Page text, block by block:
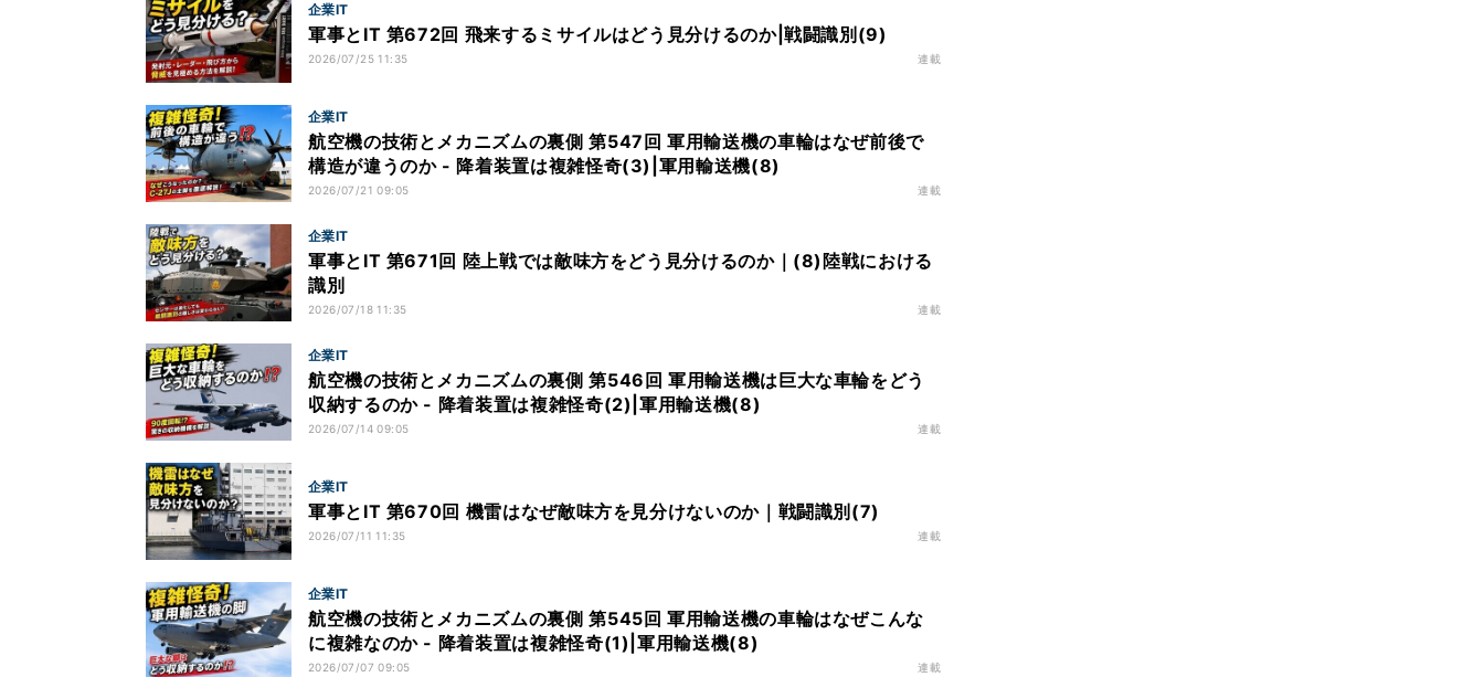
企業IT
軍事とIT 第672回 飛来するミサイルはどう見分けるのか|戦闘識別(9)
2026/07/25 11:35 連載
企業IT
航空機の技術とメカニズムの裏側 第547回 軍用輸送機の車輪はなぜ前後で
構造が違うのか - 降着装置は複雑怪奇(3)|軍用輸送機(8)
2026/07/21 09:05 連載
企業IT
軍事とIT 第671回 陸上戦では敵味方をどう見分けるのか｜(8)陸戦における
識別
2026/07/18 11:35 連載
企業IT
航空機の技術とメカニズムの裏側 第546回 軍用輸送機は巨大な車輪をどう
収納するのか - 降着装置は複雑怪奇(2)|軍用輸送機(8)
2026/07/14 09:05 連載
企業IT
軍事とIT 第670回 機雷はなぜ敵味方を見分けないのか｜戦闘識別(7)
2026/07/11 11:35 連載
企業IT
航空機の技術とメカニズムの裏側 第545回 軍用輸送機の車輪はなぜこんな
に複雑なのか - 降着装置は複雑怪奇(1)|軍用輸送機(8)
2026/07/07 09:05 連載